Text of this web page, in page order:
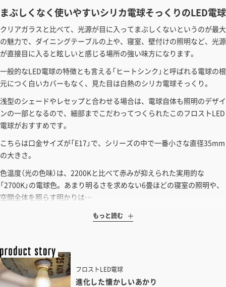
ワンプライス販売
法人・個人様いずれも全て一律の価格で販売しております。法人/個人
事業主様には「請求書払い」も対応しています。
「請求書払い」の詳細はこちら
カートでのお見積り機能
「この商品を選ぶ」からご希望の商品をカートに入れていただき、お届
ことができます。お見積り書の出力も可能です。
まぶしくなく使いやすいシリカ電球そっくりのLED電球
クリアガラスと比べて、光源が目に入ってまぶしくないというのが最大
の魅力で、ダイニングテーブルの上や、寝室、壁付けの照明など、光源
が直接目に入ると眩しいと感じる場所の強い味方になります。
一般的なLED電球の特徴とも言える「ヒートシンク」と呼ばれる電球の根
元につく白いカバーもなく、見た目は白熱のシリカ電球そっくり。
浅型のシェードやレセップと合わせる場合は、電球自体も照明のデザイ
ンの一部となるので、細部までこだわってつくられたこのフロストLED
電球がおすすめです。
こちらは口金サイズが「E17」で、シリーズの中で一番小さな直径35mm
の大きさ。
色温度（光の色味）は、2200Kと比べて赤みが抑えられた実用的な
「2700K」の電球色。あまり明るさを求めない6畳ほどの寝室の照明や、
空間全体を照らす明かりは…
もっと読む
フロストLED電球
進化した懐かしいあかり